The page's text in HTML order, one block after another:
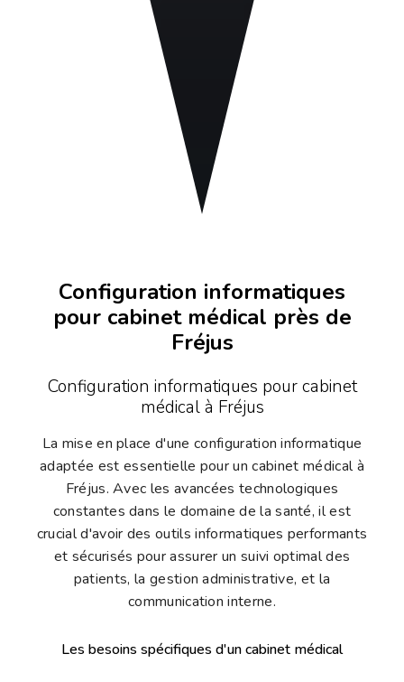
Configuration informatiques
pour cabinet médical près de
Fréjus
Configuration informatiques pour cabinet
médical à Fréjus
La mise en place d'une configuration informatique
adaptée est essentielle pour un cabinet médical à
Fréjus. Avec les avancées technologiques
constantes dans le domaine de la santé, il est
crucial d'avoir des outils informatiques performants
et sécurisés pour assurer un suivi optimal des
patients, la gestion administrative, et la
communication interne.
Les besoins spécifiques d'un cabinet médical